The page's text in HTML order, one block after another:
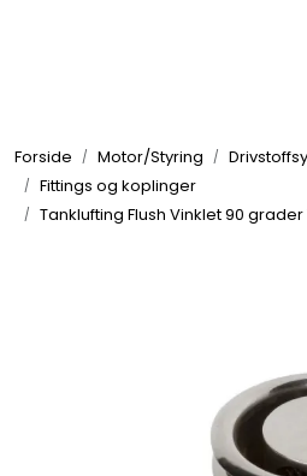
Forside Motor/Styring
Fittings og koplinger
Tanklufting Flush Vinklet 90
Elektrisk